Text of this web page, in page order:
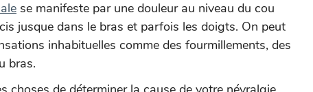
se manifeste par une douleur au niveau du cou
jusque dans le bras et parfois les doigts. On peut
inhabituelles comme des fourmillements, des
bras.